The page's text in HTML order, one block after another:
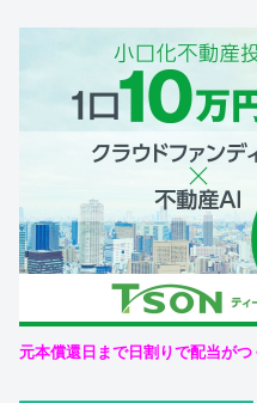
元本償還日まで日割りで配当が